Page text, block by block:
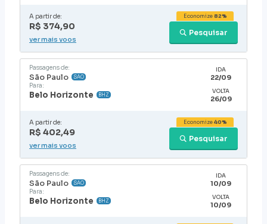
A partir de:
R$ 374,90
Pesquisar
Economize82%
ver mais voos
Passagens de:
São Paulo SAO
Para:
Belo Horizonte BHZ
IDA
22/09
VOLTA
26/09
A partir de:
R$ 402,49
Pesquisar
Economize40%
ver mais voos
Passagens de:
São Paulo SAO
Para:
Belo Horizonte BHZ
IDA
10/09
VOLTA
10/09